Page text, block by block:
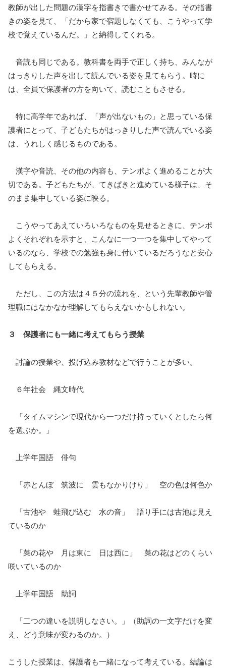
教師が出した問題の漢字を指書きで書かせてみる。その指書
きの姿を見て、「だから家で宿題しなくても、こうやって学
校で覚えているんだ。」と納得してくれる。
音読も同じである。教科書を両手で正しく持ち、みんなが
はっきりした声を出して読んでいる姿を見てもらう。時に
は、全員で保護者の方を向いて、読むこともさせる。
特に高学年であれば、「声が出ないもの」と思っている保
護者にとって、子どもたちがはっきりした声で読んでいる姿
は、うれしく感じるものである。
漢字や音読、その他の内容も、テンポよく進めることが大
切である。子どもたちが、てきぱきと進めている様子は、そ
のまま集中している姿に映る。
こうやってあえていろいろなものを見せるときに、テンポ
よくそれぞれを示すと、こんなに一つ一つを集中してやって
いるのなら、学校での勉強も身に付いているだろうなと安心
してもらえる。
ただし、この方法は４５分の流れを、という先輩教師や管
理職にはなかなか理解してもらえないかもしれない。
３ 保護者にも一緒に考えてもらう授業
討論の授業や、投げ込み教材などで行うことが多い。
６年社会 縄文時代
「タイムマシンで現代から一つだけ持っていくとしたら何
を選ぶか。」
上学年国語 俳句
「赤とんぼ 筑波に 雲もなかりけり」 空の色は何色か
「古池や 蛙飛び込む 水の音」 語り手には古池は見え
ているのか
「菜の花や 月は東に 日は西に」 菜の花はどのくらい
咲いているのか
上学年国語 助詞
「二つの違いを説明しなさい。」（助詞の一文字だけを変
え、どう意味が変わるのか。）
こうした授業は、保護者も一緒になって考えている。結論は